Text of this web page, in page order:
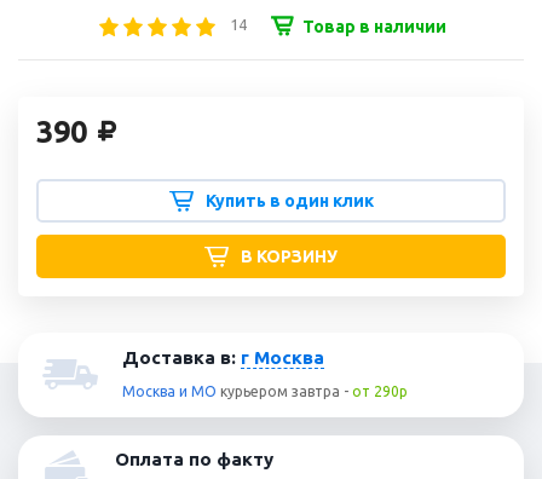
14 Товар в наличии
390
Купить в один клик
В КОРЗИНУ
Доставка в: г Москва
Москва и МО курьером завтра - от 290р
Оплата по факту